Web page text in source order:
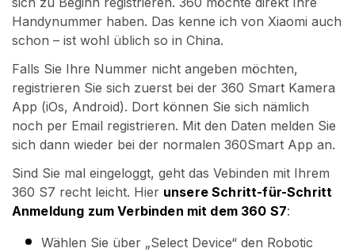
Handynummer haben. Das kenne ich von Xiaomi auch
schon – ist wohl üblich so in China.
Falls Sie Ihre Nummer nicht angeben möchten,
registrieren Sie sich zuerst bei der 360 Smart Kamera
App (iOs, Android). Dort können Sie sich nämlich
noch per Email registrieren. Mit den Daten melden Sie
sich dann wieder bei der normalen 360Smart App an.
Sind Sie mal eingeloggt, geht das Vebinden mit Ihrem
360 S7 recht leicht. Hier unsere Schritt-für-Schritt
Anmeldung zum Verbinden mit dem 360 S7:
Wählen Sie über „Select Device“ den Robotic